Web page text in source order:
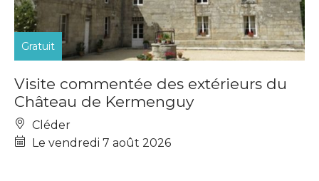
Gratuit
Visite commentée des extérieurs du
Château de Kermenguy
Cléder
Le vendredi 7 août 2026